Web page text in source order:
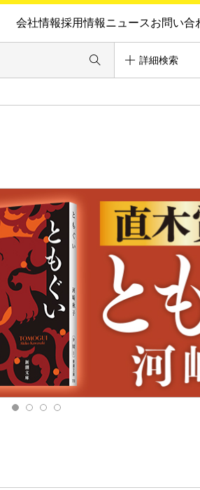
会社情報採用情報ニュースお問い合
詳細検索